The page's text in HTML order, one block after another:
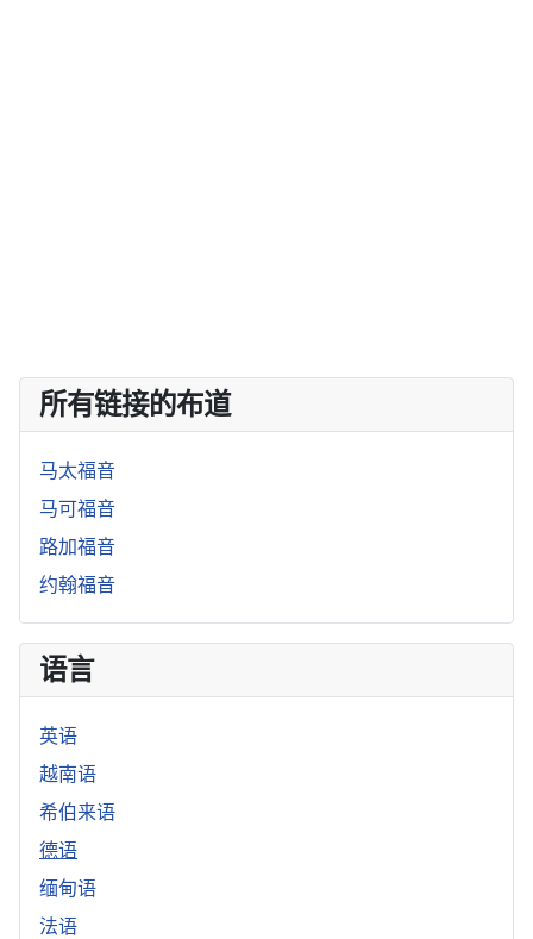
所有链接的布道
马太福音
马可福音
路加福音
约翰福音
语言
英语
越南语
希伯来语
德语
缅甸语
法语